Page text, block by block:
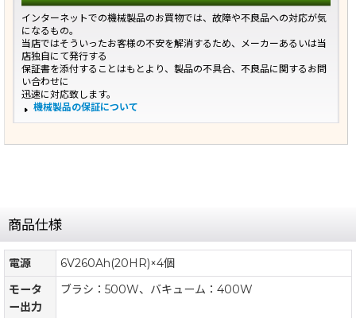
インターネットでの機械製品のお買物では、故障や不良品への対応が気
になるもの。
当店ではそういったお客様の不安を解消するため、メーカーあるいは当
店独自にて発行する
保証書を添付することはもとより、製品の不具合、不良品に関するお問
い合わせに
迅速に対応致します。
機械製品の保証について
商品仕様
電源
6V260Ah(20HR)×4個
モータ
ー出力
ブラシ：500W、バキューム：400W